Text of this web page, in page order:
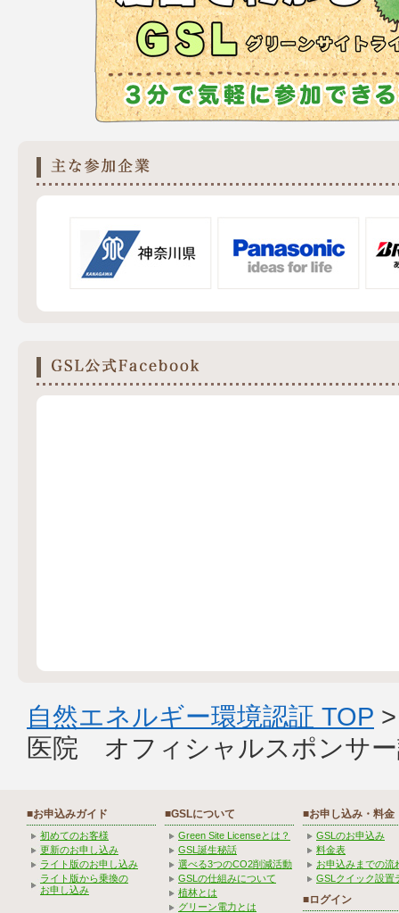
自然エネルギー環境認証 TOP
医院 オフィシャルスポンサ
■お申込みガイド
初めてのお客様
更新のお申し込み
ライト版のお申し込み
ライト版から乗換の
お申し込み
■GSLについて
Green Site Licenseとは？
GSL誕生秘話
選べる3つのCO2削減活動
GSLの仕組みについて
植林とは
グリーン電力とは
■お申し込み・料金
GSLのお申込み
料金表
お申込みまでの流
GSLクイック設置
■ログイン